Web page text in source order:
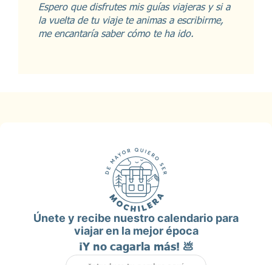
Espero que disfrutes mis guías viajeras y si a
la vuelta de tu viaje te animas a escribirme,
me encantaría saber cómo te ha ido.
Únete y recibe nuestro calendario para
viajar en la mejor época
¡Y no cagarla más! 💩